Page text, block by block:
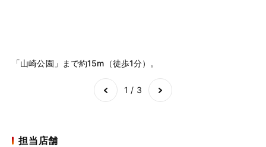
「山崎公園」まで約15m（徒歩1分）。
1 / 3
担当店舗